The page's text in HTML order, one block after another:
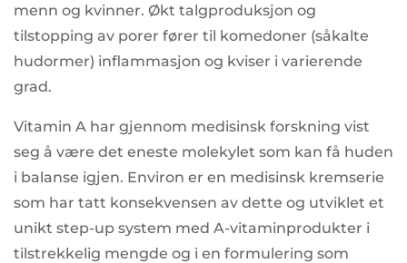
menn og kvinner. Økt talgproduksjon og
tilstopping av porer fører til komedoner (såkalte
hudormer) inflammasjon og kviser i varierende
grad.
Vitamin A har gjennom medisinsk forskning vist
seg å være det eneste molekylet som kan få huden
i balanse igjen. Environ er en medisinsk kremserie
som har tatt konsekvensen av dette og utviklet et
unikt step-up system med A-vitaminprodukter i
tilstrekkelig mengde og i en formulering som